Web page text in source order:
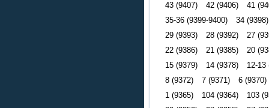
43 (9407)
42 (9406)
41
35-36 (9399-9400)
34 (9398)
29 (9393)
28 (9392)
27
22 (9386)
21 (9385)
20
15 (9379)
14 (9378)
12-13
8 (9372)
7 (9371)
6 (9370)
1 (9365)
104 (9364)
103